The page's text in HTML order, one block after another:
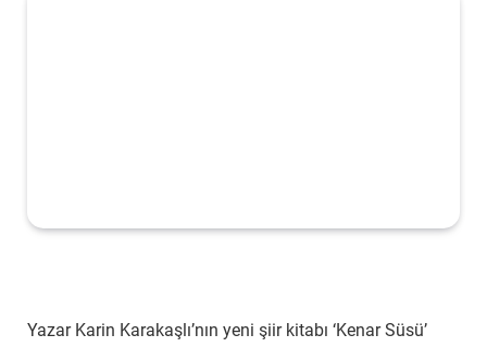
Yazar Karin Karakaşlı’nın yeni şiir kitabı ‘Kenar Süsü’